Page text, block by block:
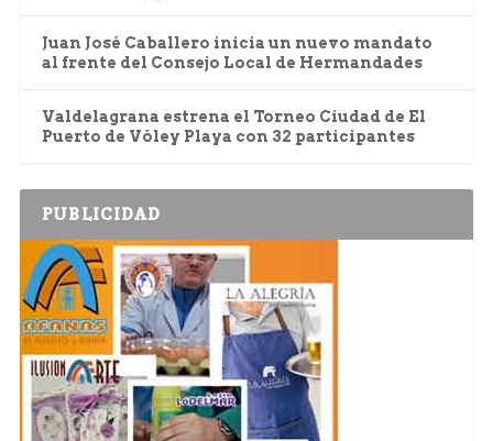
Juan José Caballero inicia un nuevo mandato
al frente del Consejo Local de Hermandades
Valdelagrana estrena el Torneo Ciudad de El
Puerto de Vóley Playa con 32 participantes
PUBLICIDAD